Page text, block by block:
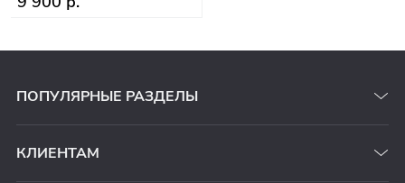
ПОПУЛЯРНЫЕ РАЗДЕЛЫ
КЛИЕНТАМ